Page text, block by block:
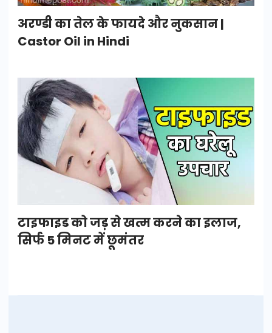
अरण्डी का तेल के फायदे और नुकसान |
Castor Oil in Hindi
टाइफाइड को जड़ से खत्म करने का इलाज,
सिर्फ 5 मिनट में छूमंतर